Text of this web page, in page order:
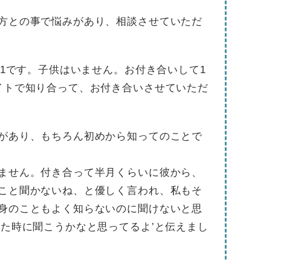
との事で悩みがあり、相談させていただ
す。子供はいません。お付き合いして1
で知り合って、お付き合いさせていただ
あり、もちろん初めから知ってのことで
ん。付き合って半月くらいに彼から、
と聞かないね、と優しく言われ、私もそ
のこともよく知らないのに聞けないと思
時に聞こうかなと思ってるよ’と伝えまし